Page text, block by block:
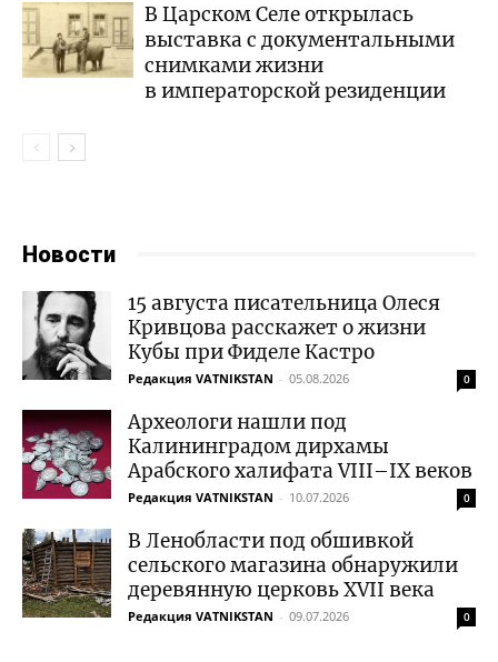
В Царском Селе открылась
выставка с документальными
снимками жизни
в императорской резиденции
Новости
15 августа писательница Олеся
Кривцова расскажет о жизни
Кубы при Фиделе Кастро
Редакция VATNIKSTAN - 05.08.2026 0
Археологи нашли под
Калининградом дирхамы
Арабского халифата VIII–IX веков
Редакция VATNIKSTAN - 10.07.2026 0
В Ленобласти под обшивкой
сельского магазина обнаружили
деревянную церковь XVII века
Редакция VATNIKSTAN - 09.07.2026 0